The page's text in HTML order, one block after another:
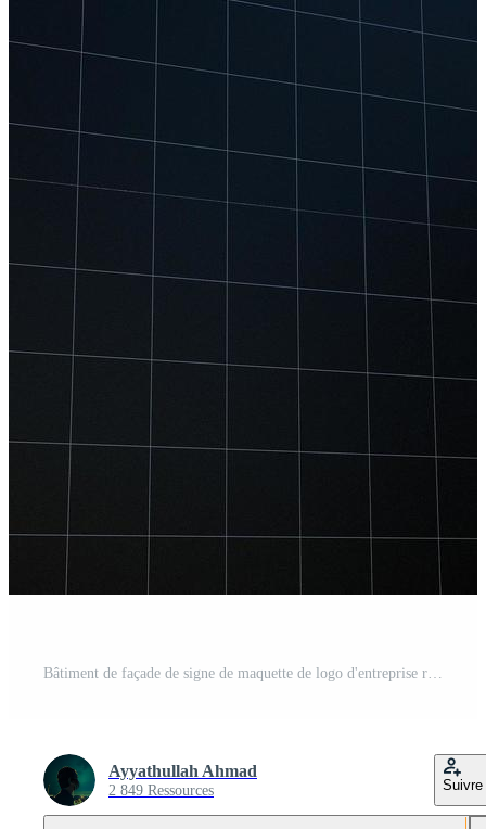
Bâtiment de façade de signe de maquette de logo d'entreprise rendu 3d Photo Gratuite
Ayyathullah Ahmad
2 849 Ressources Suivre